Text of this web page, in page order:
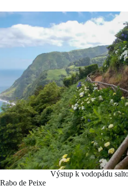
Výstup k vodopádu
Rabo de Peixe